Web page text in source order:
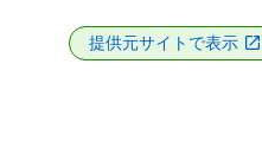
提供元サイトで表示